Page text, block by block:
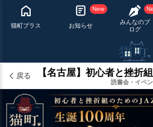
猫町プラス
New
お知らせ
みんなのブ
ログ
戻る
読書会・イベン